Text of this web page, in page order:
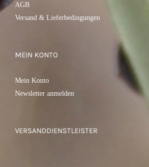
AGB
Versand & Lieferbedingungen
MEIN KONTO
Mein Konto
Newsletter anmelden
VERSANDDIENSTLEISTER